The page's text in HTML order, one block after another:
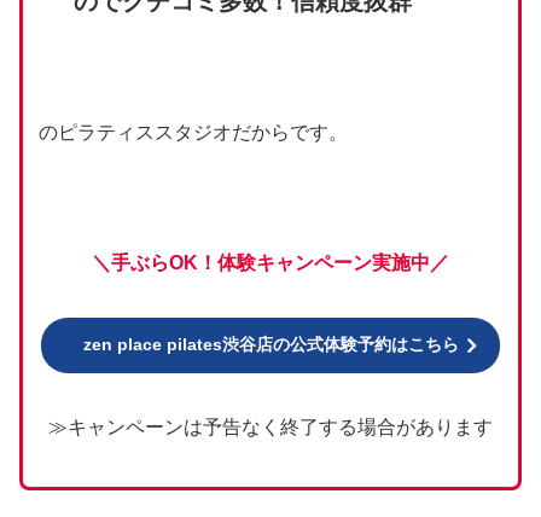
のピラティススタジオだからです。
＼手ぶらOK！体験キャンペーン実施中／
zen place pilates渋谷店の公式体験予約はこちら
≫キャンペーンは予告なく終了する場合があります